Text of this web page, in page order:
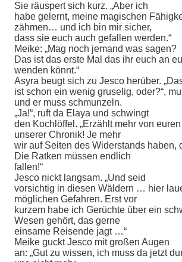
Sie räuspert sich kurz. „Aber ich
habe gelernt, meine magischen
zähmen… und ich bin mir sicher,
dass sie euch auch gefallen werden.“
Meike: „Mag noch jemand was sagen?
Das ist das erste Mal das ihr euch an
wenden könnt.“
Asyra beugt sich zu Jesco herüber.
ist schon ein wenig gruselig, oder?“,
und er muss schmunzeln.
„Ja!“, ruft da Elaya und schwingt
den Kochlöffel. „Erzählt mehr von
unserer Chronik! Je mehr
wir auf Seiten des Widerstands haben,
Die Ratken müssen endlich
fallen!“
Jesco nickt langsam. „Und seid
vorsichtig in diesen Wäldern … hier
möglichen Gefahren. Erst vor
kurzem habe ich Gerüchte über ein
Wesen gehört, das gerne
einsame Reisende jagt …“
Meike guckt Jesco mit großen Augen
an: „Gut zu wissen, ich muss da jetzt